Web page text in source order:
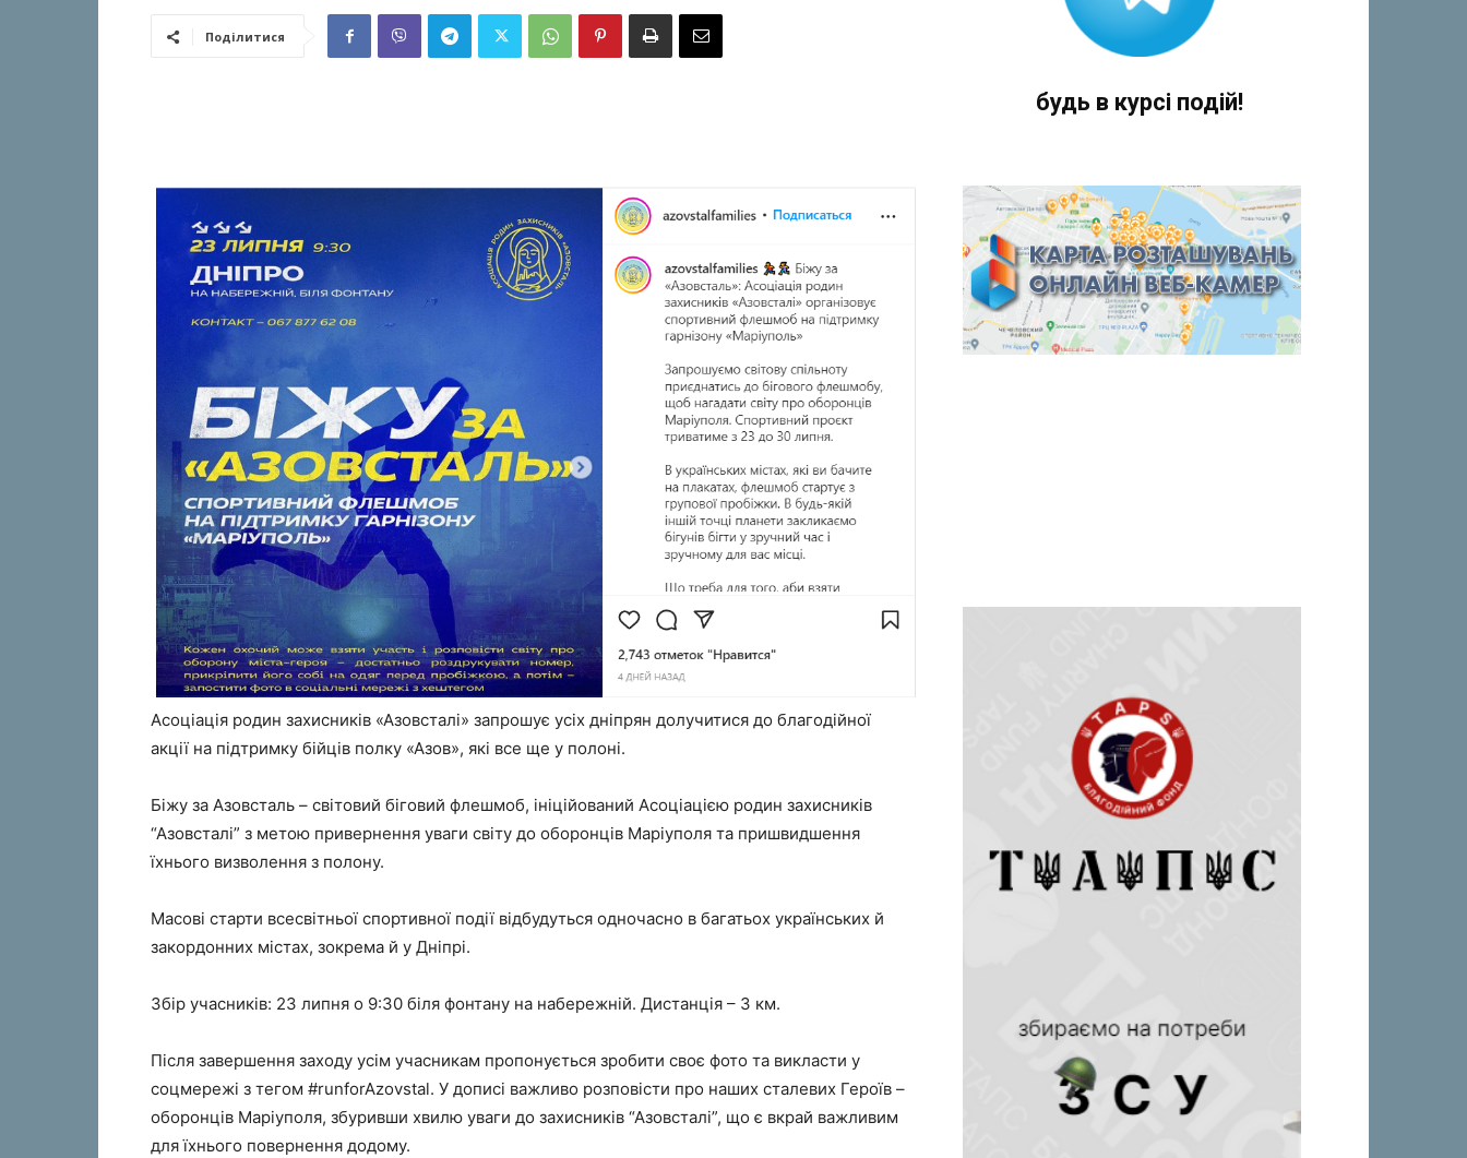
Поділитися
Асоціація родин захисників «Азовсталі» запрошує усіх дніпрян долучитися до благодійної
акції на підтримку бійців полку «Азов», які все ще у полоні.
Біжу за Азовсталь – світовий біговий флешмоб, ініційований Асоціацією родин захисників
“Азовсталі” з метою привернення уваги світу до оборонців Маріуполя та пришвидшення
їхнього визволення з полону.
Масові старти всесвітньої спортивної події відбудуться одночасно в багатьох українських й
закордонних містах, зокрема й у Дніпрі.
Збір учасників: 23 липня о 9:30 біля фонтану на набережній. Дистанція – 3 км.
Після завершення заходу усім учасникам пропонується зробити своє фото та викласти у
соцмережі з тегом #runforAzovstal. У дописі важливо розповісти про наших сталевих Героїв –
оборонців Маріуполя, збуривши хвилю уваги до захисників “Азовсталі”, що є вкрай важливим
для їхнього повернення додому.
будь в курсі подій!